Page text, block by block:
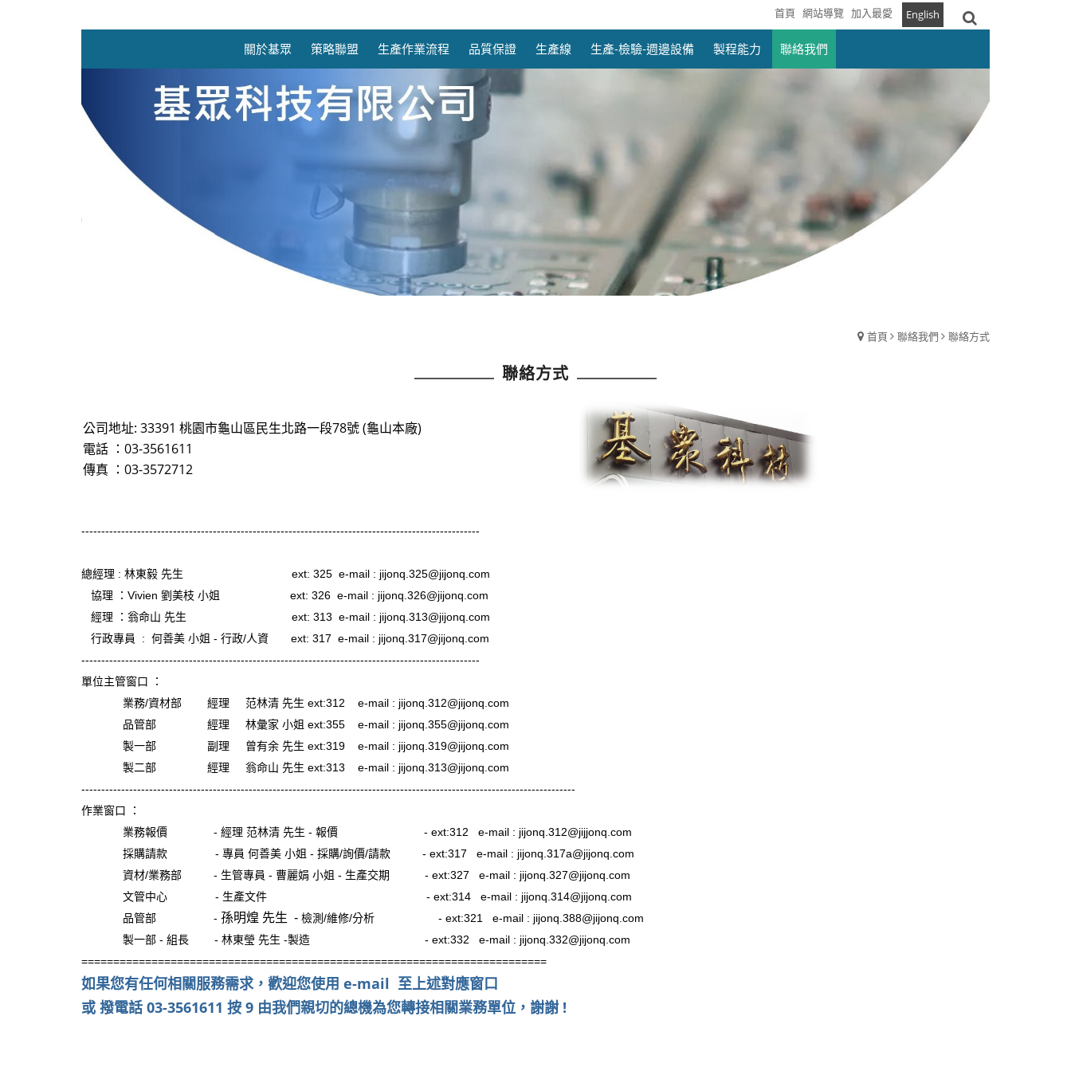
首頁 網站導覽 English
加入最愛
關於基眾 策略聯盟 生產作業流程 品質保證 生產線 生產-檢驗-週邊設備 製程能力 聯絡我們
首頁 聯絡我們 聯絡方式
聯絡方式
公司地址: 33391 桃園市龜山區民生北路一段78號 (龜山本廠)
電話 ：03-3561611
傳真 ：03-3572712
----------------------------------------------------------------------------------------------------
總經理 : 林東毅 先生 ext: 325 e-mail : jijonq.325@jijonq.com
協理 ：Vivien 劉美枝 小姐 ext: 326 e-mail : jijonq.326@jijonq.com
經理 ：翁命山 先生 ext: 313 e-mail : jijonq.313@jijonq.com
行政專員 : 何善美 小姐 - 行政/人資 ext: 317 e-mail : jijonq.317@jijonq.com
----------------------------------------------------------------------------------------------------
單位主管窗口 ：
業務/資材部 經理 范林清 先生 ext:312 e-mail : jijonq.312@jijonq.com
品管部 經理 林彙家 小姐 ext:355 e-mail : jijonq.355@jijonq.com
製一部 副理 曾有余 先生 ext:319 e-mail : jijonq.319@jijonq.com
製二部 經理 翁命山 先生 ext:313 e-mail : jijonq.313@jijonq.com
----------------------------------------------------------------------------------------------------------------------------
作業窗口 ：
業務報價 - 經理 范林清 先生 - 報價 - ext:312 e-mail : jijonq.312@jijjonq.com
採購請款 - 專員 何善美 小姐 - 採購/詢價/請款 - ext:317 e-mail : jijonq.317a@jijonq.com
資材/業務部 - 生管專員 - 曹麗娟 小姐 - 生產交期 - ext:327 e-mail : jijonq.327@jijonq.com
文管中心 - 生產文件 - ext:314 e-mail : jijonq.314@jijonq.com
品管部 - 孫明煌 先生 - 檢測/維修/分析 - ext:321 e-mail : jijonq.388@jijonq.com
製一部 - 組長 - 林東瑩 先生 -製造 - ext:332 e-mail : jijonq.332@jijonq.com
=========================================================================
如果您有任何相關服務需求，歡迎您使用 e-mail 至上述對應窗口
或 撥電話 03-3561611 按 9 由我們親切的總機為您轉接相關業務單位，謝謝 !